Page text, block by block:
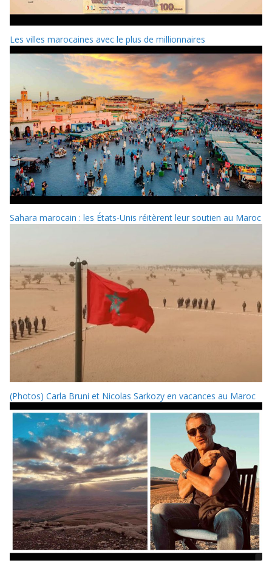
Les villes marocaines avec le plus de millionnaires
Sahara marocain : les États-Unis réitèrent leur soutien au Maroc
(Photos) Carla Bruni et Nicolas Sarkozy en vacances au Maroc